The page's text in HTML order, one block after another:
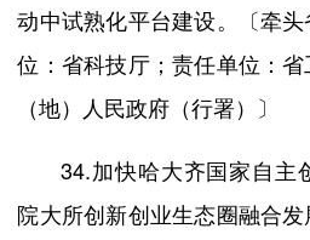
动中试熟化平台建设。〔牵
位：省科技厅；责任单位：
（地）人民政府（行署）〕
34.加快哈大齐国家自主
院大所创新创业生态圈融合